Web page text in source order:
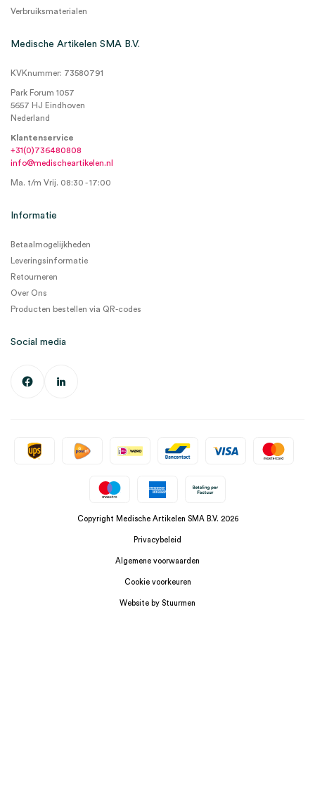
Verbruiksmaterialen
Medische Artikelen SMA B.V.
KVKnummer: 73580791
Park Forum 1057
5657 HJ Eindhoven
Nederland
Klantenservice
+31(0)736480808
info@medischeartikelen.nl
Ma. t/m Vrij. 08:30 - 17:00
Informatie
Betaalmogelijkheden
Leveringsinformatie
Retourneren
Over Ons
Producten bestellen via QR-codes
Social media
Copyright Medische Artikelen SMA B.V. 2026
Privacybeleid
Algemene voorwaarden
Cookie voorkeuren
Website by Stuurmen